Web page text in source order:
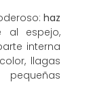
haz
al espejo,
interna
llagas